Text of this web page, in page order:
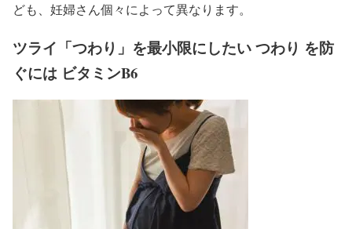
ども、妊婦さん個々によって異なります。
ツライ「つわり」を最小限にしたい つわり を防
ぐには ビタミンB6